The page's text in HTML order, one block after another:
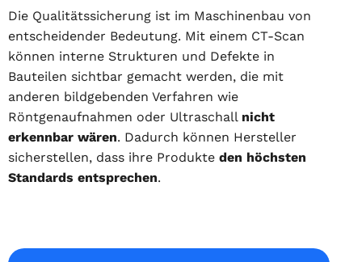
Die Qualitätssicherung ist im Maschinenbau von
entscheidender Bedeutung. Mit einem CT-Scan
können interne Strukturen und Defekte in
Bauteilen sichtbar gemacht werden, die mit
anderen bildgebenden Verfahren wie
Röntgenaufnahmen oder Ultraschall nicht
erkennbar wären. Dadurch können Hersteller
sicherstellen, dass ihre Produkte den höchsten
Standards entsprechen.